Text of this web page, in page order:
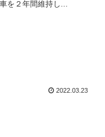
を２年間維持し...
2022.03.23